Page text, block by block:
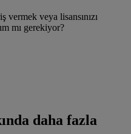
vermek veya lisansınızı
mı gerekiyor?
daha fazla